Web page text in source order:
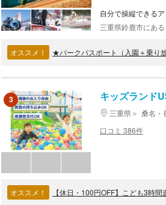
自分で操縦できる
オススメ！ ★パークパスポート（入園＋乗り放
3 キッズランド
三重県 桑名・
口コミ 386件
オススメ！ 【休日・100円OFF】こども3時